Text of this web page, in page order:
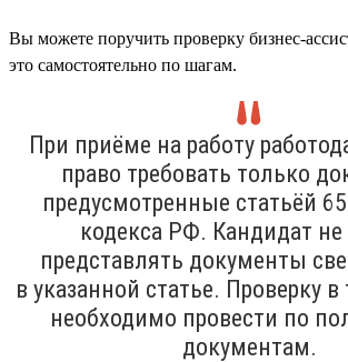
Вы можете поручить проверку бизнес-
это самостоятельно по шагам.
При приёме на работу
право требовать только
предусмотренные статьёй
кодекса РФ. Кандидат не
представлять документы
в указанной статье. Проверку
необходимо провести по
документам.